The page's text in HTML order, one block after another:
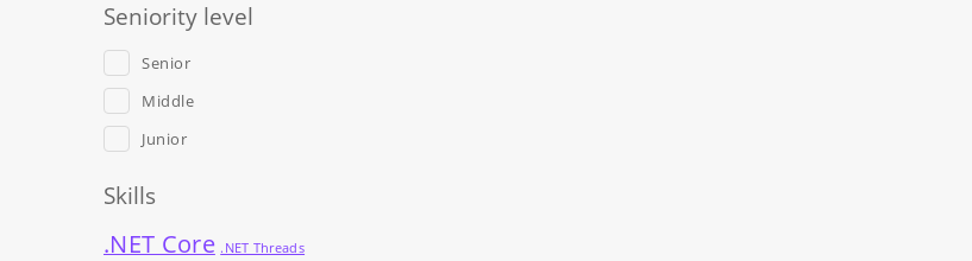
Seniority level
Senior
Middle
Junior
Skills
.NET Core .NET Threads